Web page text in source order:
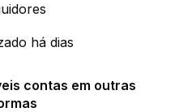
há dias
contas em outras